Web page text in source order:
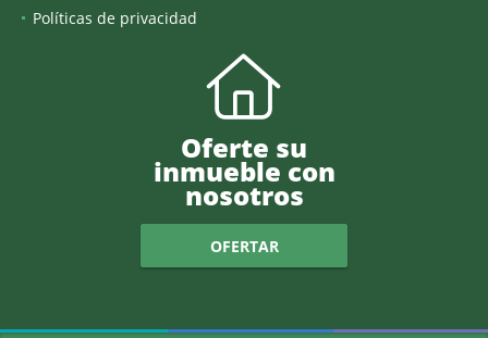
Políticas de privacidad
Oferte su
inmueble con
nosotros
OFERTAR